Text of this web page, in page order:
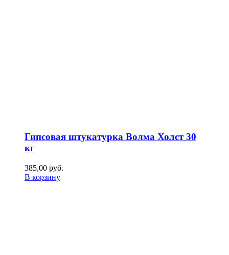
Гипсовая штукатурка Волма Холст 30
кг
385,00 руб.
В корзину